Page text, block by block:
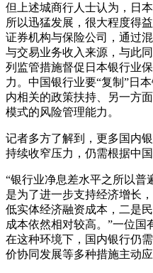
但上述城商行人士认为，日
所以迅猛发展，很大程度得
证券机构与保险公司，通过
与交易业务收入来源，与此
列监管措施督促日本银行业
力。中国银行业要“复制”日
内相关的政策扶持、另一方
模式的风险管理能力。
记者多方了解到，更多国内
持续收窄压力，仍需根据中国
“银行业净息差水平之所以普
是为了进一步支持经济增长
低实体经济融资成本，二是
成本依然相对较高。”一位国
在这种环境下，国内银行仍
价协同发展等多种措施主动